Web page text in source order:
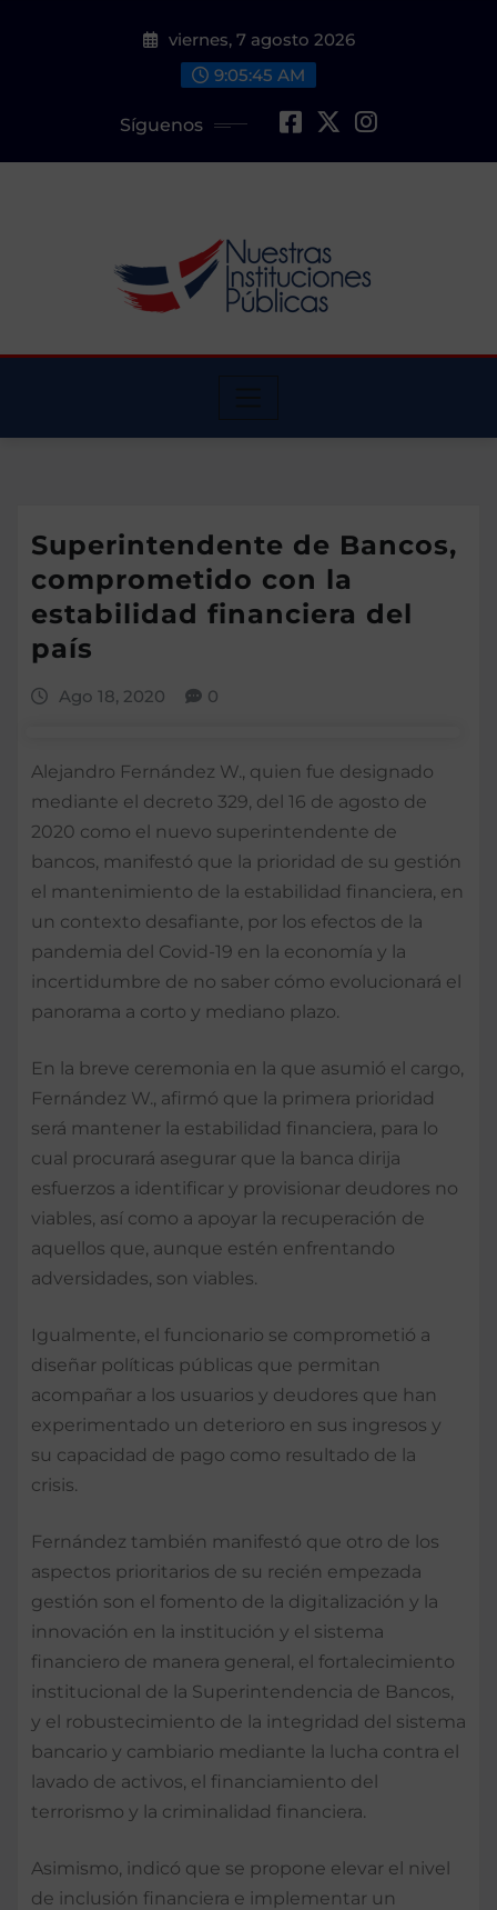
viernes, 7 agosto 2026
9:05:46 AM
Síguenos
Superintendente de Bancos,
comprometido con la
estabilidad financiera del
país
Ago 18, 2020 0
Alejandro Fernández W., quien fue designado
mediante el decreto 329, del 16 de agosto de
2020 como el nuevo superintendente de
bancos, manifestó que la prioridad de su gestión
el mantenimiento de la estabilidad financiera, en
un contexto desafiante, por los efectos de la
pandemia del Covid-19 en la economía y la
incertidumbre de no saber cómo evolucionará el
panorama a corto y mediano plazo.
En la breve ceremonia en la que asumió el cargo,
Fernández W., afirmó que la primera prioridad
será mantener la estabilidad financiera, para lo
cual procurará asegurar que la banca dirija
esfuerzos a identificar y provisionar deudores no
viables, así como a apoyar la recuperación de
aquellos que, aunque estén enfrentando
adversidades, son viables.
Igualmente, el funcionario se comprometió a
diseñar políticas públicas que permitan
acompañar a los usuarios y deudores que han
experimentado un deterioro en sus ingresos y
su capacidad de pago como resultado de la
crisis.
Fernández también manifestó que otro de los
aspectos prioritarios de su recién empezada
gestión son el fomento de la digitalización y la
innovación en la institución y el sistema
financiero de manera general, el fortalecimiento
institucional de la Superintendencia de Bancos,
y el robustecimiento de la integridad del sistema
bancario y cambiario mediante la lucha contra el
lavado de activos, el financiamiento del
terrorismo y la criminalidad financiera.
Asimismo, indicó que se propone elevar el nivel
de inclusión financiera e implementar un